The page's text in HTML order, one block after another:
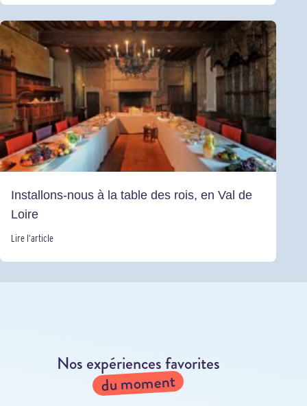
Installons-nous à la table des rois, en Val de
Loire
Lire l’article
Nos expériences favorites
du moment